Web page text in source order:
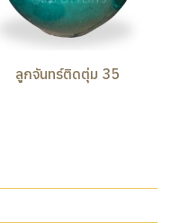
ลูกจันทร์ติดตุ่ม 35